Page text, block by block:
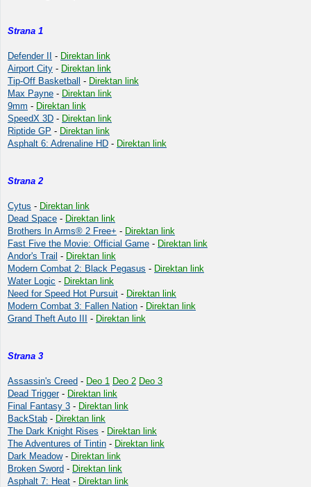
Strana 1
Defender II - Direktan link
Airport City - Direktan link
Tip-Off Basketball - Direktan link
Max Payne - Direktan link
9mm - Direktan link
SpeedX 3D - Direktan link
Riptide GP - Direktan link
Asphalt 6: Adrenaline HD - Direktan link
Strana 2
Cytus - Direktan link
Dead Space - Direktan link
Brothers In Arms® 2 Free+ - Direktan link
Fast Five the Movie: Official Game - Direktan link
Andor's Trail - Direktan link
Modern Combat 2: Black Pegasus - Direktan link
Water Logic - Direktan link
Need for Speed Hot Pursuit - Direktan link
Modern Combat 3: Fallen Nation - Direktan link
Grand Theft Auto III
- Direktan link
Strana 3
Assassin's Creed - Deo 1 Deo 2 Deo 3
Dead Trigger- Direktan link
Final Fantasy 3 - Direktan link
BackStab - Direktan link
The Dark Knight Rises - Direktan link
The Adventures of Tintin - Direktan link
Dark Meadow- Direktan link
Broken Sword - Direktan link
Asphalt 7: Heat - Direktan link